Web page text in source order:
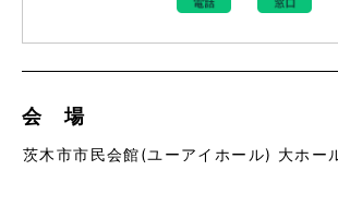
会 場
茨木市市民会館(ユーアイホール) 大ホー